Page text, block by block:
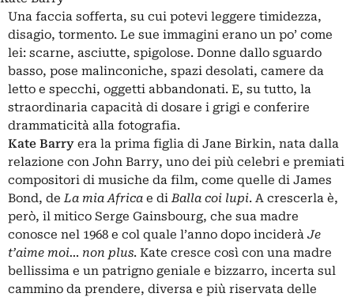
Una faccia sofferta, su cui potevi leggere timidezza,
disagio, tormento. Le sue immagini erano un po’ come
lei: scarne, asciutte, spigolose. Donne dallo sguardo
basso, pose malinconiche, spazi desolati, camere da
letto e specchi, oggetti abbandonati. E, su tutto, la
straordinaria capacità di dosare i grigi e conferire
drammaticità alla fotografia.
Kate Barry era la prima figlia di Jane Birkin, nata dalla
relazione con John Barry, uno dei più celebri e premiati
compositori di musiche da film, come quelle di James
Bond, deLa mia Africa e diBalla coi lupi. A crescerla è,
però, il mitico Serge Gainsbourg, che sua madre
conosce nel 1968 e col quale l’anno dopo inciderà Je
t’aime moi… non plus. Kate cresce così con una madre
bellissima e un patrigno geniale e bizzarro, incerta sul
cammino da prendere, diversa e più riservata delle